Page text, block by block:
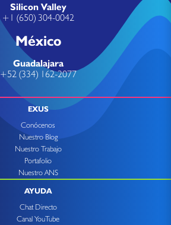
Silicon Valley
+1 (650) 304-0042
México
Guadalajara
+52 (334) 162-2077
EXUS
Conócenos
Nuestro Blog
Nuestro Trabajo
Portafolio
Nuestro ANS
AYUDA
Chat Directo
Canal YouTube